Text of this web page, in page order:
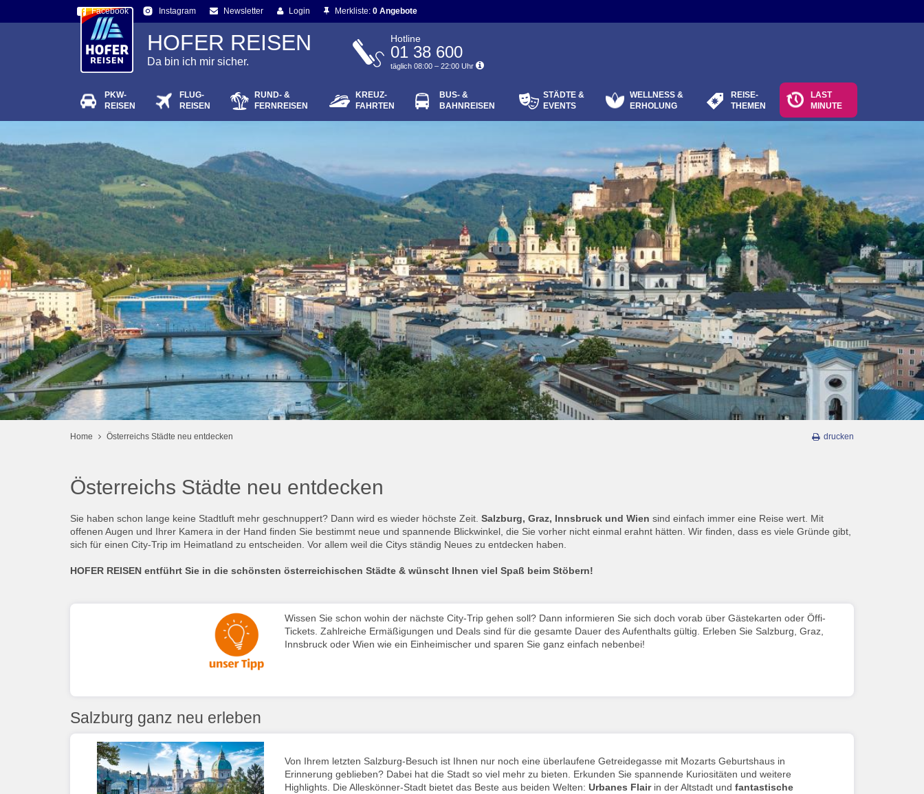
Facebook Instagram Newsletter Login
Passwort vergessen?
Merkliste: 0 Angebote
HOFER REISEN
Da bin ich mir sicher.
Hotline
01 38 600
täglich 08:00 – 22:00 Uhr
PKW-
REISEN
FLUG-
REISEN
RUND- &
FERNREISEN
KREUZ-
FAHRTEN
BUS- &
BAHNREISEN
STÄDTE &
EVENTS
WELLNESS &
ERHOLUNG
REISE-
THEMEN
LAST
MINUTE
Home Österreichs Städte neu entdecken drucken
Österreichs Städte neu entdecken
Sie haben schon lange keine Stadtluft mehr geschnuppert? Dann wird es wieder höchste Zeit. Salzburg, Graz, Innsbruck und Wien sind einfach immer eine Reise wert. Mit
offenen Augen und Ihrer Kamera in der Hand finden Sie bestimmt neue und spannende Blickwinkel, die Sie vorher nicht einmal erahnt hätten. Wir finden, dass es viele Gründe gibt,
sich für einen City-Trip im Heimatland zu entscheiden. Vor allem weil die Citys ständig Neues zu entdecken haben.
HOFER REISEN entführt Sie in die schönsten österreichischen Städte & wünscht Ihnen viel Spaß beim Stöbern!
Wissen Sie schon wohin der nächste City-Trip gehen soll? Dann informieren Sie sich doch vorab über Gästekarten oder Öffi-
Tickets. Zahlreiche Ermäßigungen und Deals sind für die gesamte Dauer des Aufenthalts gültig. Erleben Sie Salzburg, Graz,
Innsbruck oder Wien wie ein Einheimischer und sparen Sie ganz einfach nebenbei!
Salzburg ganz neu erleben
Von Ihrem letzten Salzburg-Besuch ist Ihnen nur noch eine überlaufene Getreidegasse mit Mozarts Geburtshaus in
Erinnerung geblieben? Dabei hat die Stadt so viel mehr zu bieten. Erkunden Sie spannende Kuriositäten und weitere
Highlights. Die Alleskönner-Stadt bietet das Beste aus beiden Welten: Urbanes Flair in der Altstadt und fantastische